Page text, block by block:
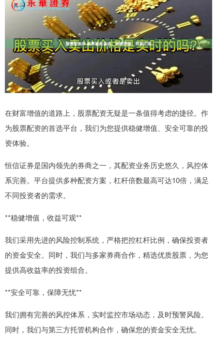
在财富增值的道路上，股票配资无疑是一条值得考虑的捷径。作
为股票配资的首选平台，我们为您提供稳健增值、安全可靠的投
资体验。
恒信证券是国内领先的券商之一，其配资业务历史悠久，风控体
系完善。平台提供多种配资方案，杠杆倍数最高可达10倍，满足
不同投资者的需求。
**稳健增值，收益可观**
我们采用先进的风险控制系统，严格把控杠杆比例，确保投资者
的资金安全。同时，我们与多家券商合作，精选优质股票，为您
提供高收益率的投资组合。
**安全可靠，保障无忧**
我们拥有完善的风控体系，实时监控市场动态，及时预警风险。
同时，我们与第三方托管机构合作，确保您的资金安全无忧。